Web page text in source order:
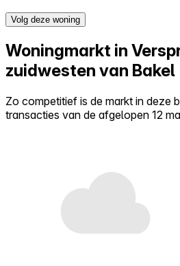
Volg deze woning
Woningmarkt in
zuidwesten van Bakel
Zo competitief is de markt in deze
transacties van de afgelopen 12